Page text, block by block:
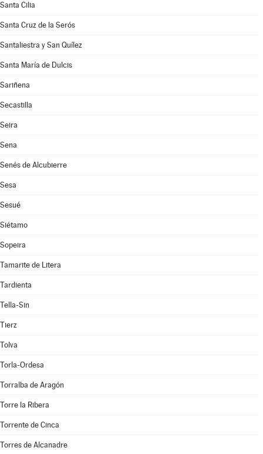
Santa Cilia
Santa Cruz de la Serós
Santaliestra y San Quílez
Santa María de Dulcis
Sariñena
Secastilla
Seira
Sena
Senés de Alcubierre
Sesa
Sesué
Siétamo
Sopeira
Tamarite de Litera
Tardienta
Tella-Sin
Tierz
Tolva
Torla-Ordesa
Torralba de Aragón
Torre la Ribera
Torrente de Cinca
Torres de Alcanadre